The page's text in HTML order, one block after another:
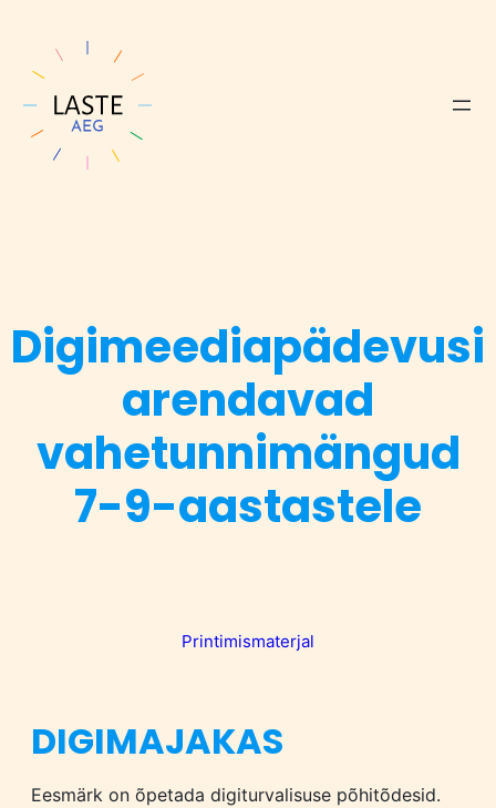
Digimeediapädevusi
arendavad
vahetunnimängud
7-9-aastastele
Printimismaterjal
DIGIMAJAKAS
Eesmärk on õpetada digiturvalisuse põhitõdesid.